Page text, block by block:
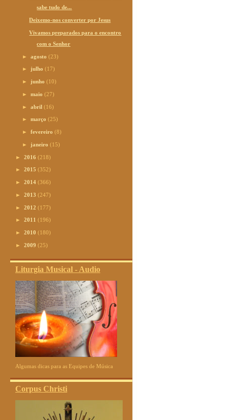
sabe tudo de...
Deixemo-nos converter por Jesus
Vivamos preparados para o encontro
com o Senhor
►agosto(23)
► julho(17)
► junho(10)
►maio(27)
►abril(16)
►março(25)
►fevereiro(8)
► janeiro(15)
► 2016 (218)
► 2015 (352)
► 2014 (366)
► 2013 (247)
► 2012 (177)
► 2011 (196)
► 2010 (180)
► 2009 (25)
Liturgia Musical - Audio
Algumas dicas para as Equipes de Música
Corpus Christi